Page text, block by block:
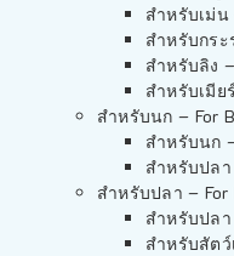
สำหรับเม่น
สำหรับกระ
สำหรับลิง
สำหรับเมีย
สำหรับนก – For
สำหรับนก
สำหรับปลา
สำหรับปลา – For
สำหรับปลา
สำหรับสัต